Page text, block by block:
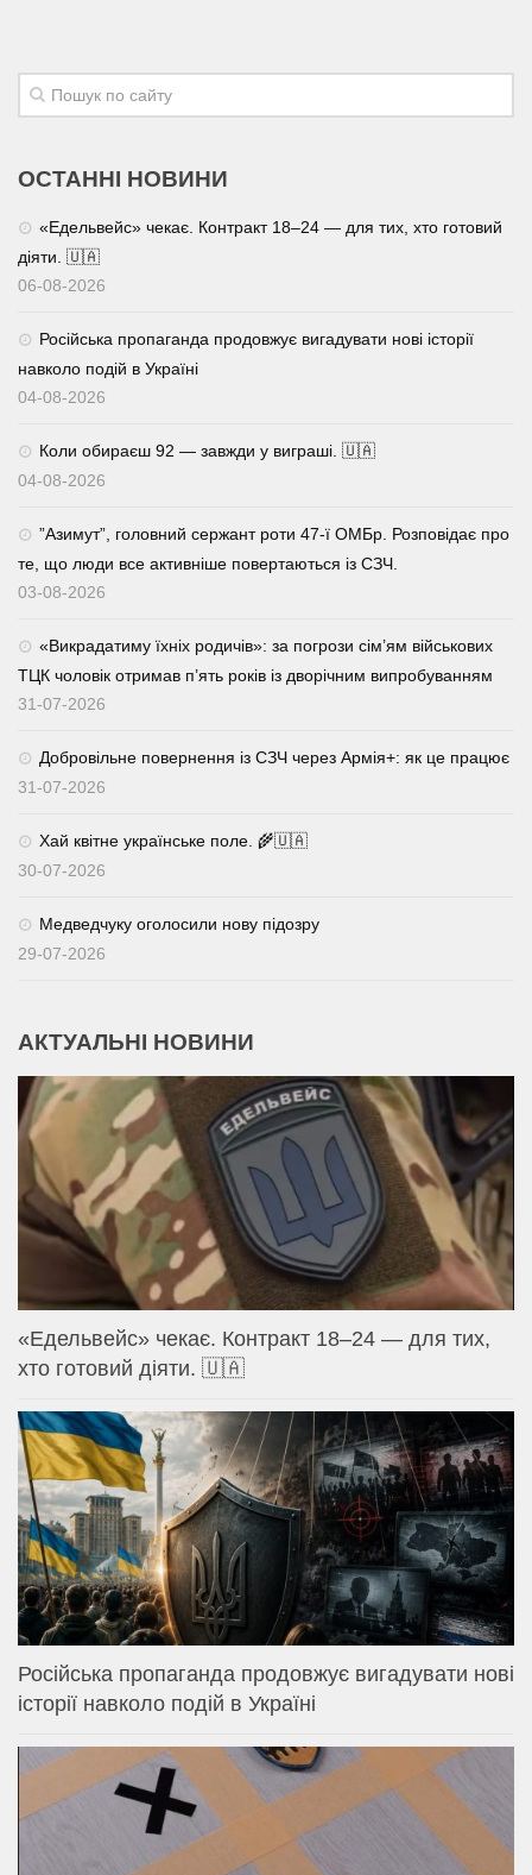
ОСТАННІ НОВИНИ
«Едельвейс» чекає. Контракт 18–24 — для тих, хто готовий
діяти. 🇺🇦
06-08-2026
Російська пропаганда продовжує вигадувати нові історії
навколо подій в Україні
04-08-2026
Коли обираєш 92 — завжди у виграші. 🇺🇦
04-08-2026
⁨”Азимут”, головний сержант роти 47-ї ОМБр. Розповідає про
те, що люди все активніше повертаються із СЗЧ.
03-08-2026
«Викрадатиму їхніх родичів»: за погрози сім’ям військових
ТЦК чоловік отримав п’ять років із дворічним випробуванням
31-07-2026
Добровільне повернення із СЗЧ через Армія+: як це працює
31-07-2026
Хай квітне українське поле. 🌾🇺🇦
30-07-2026
Медведчуку оголосили нову підозру
29-07-2026
АКТУАЛЬНІ НОВИНИ
«Едельвейс» чекає. Контракт 18–24 — для тих,
хто готовий діяти. 🇺🇦
Російська пропаганда продовжує вигадувати нові
історії навколо подій в Україні